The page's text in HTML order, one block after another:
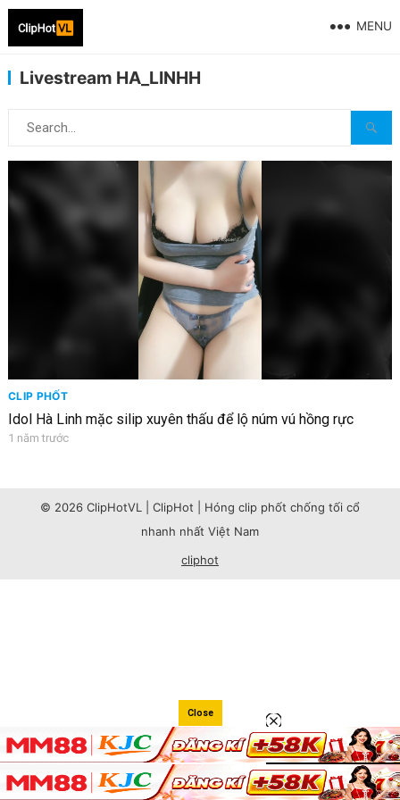
MENU
Livestream HA_LINHH
CLIP PHỐT
Idol Hà Linh mặc silip xuyên thấu để lộ núm vú hồng rực
1 năm trước
© 2026 ClipHotVL | ClipHot | Hóng clip phốt chống tối cổ
nhanh nhất Việt Nam
cliphot
Close